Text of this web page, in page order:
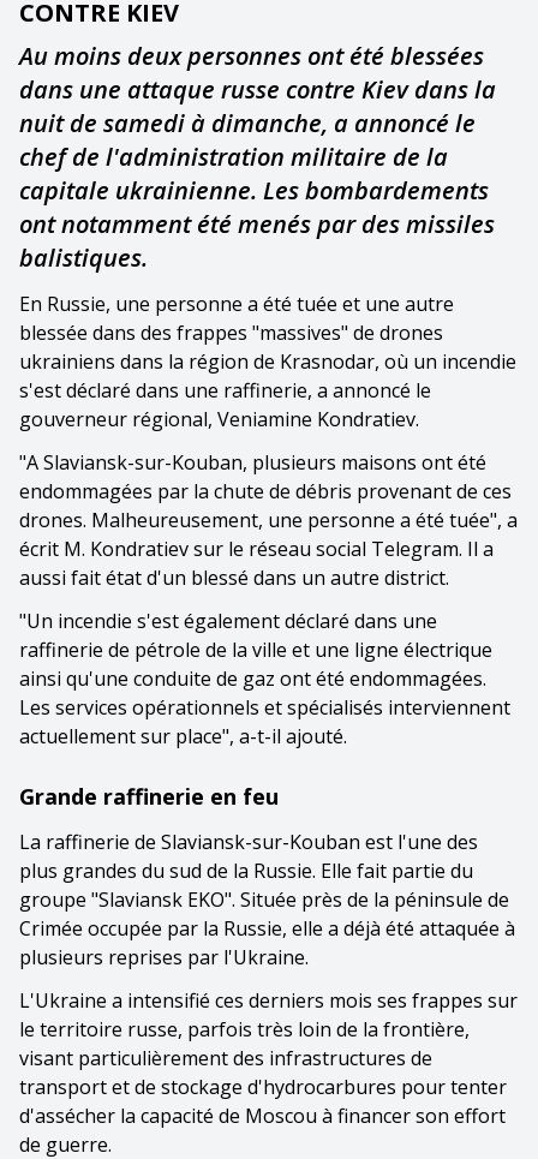
CONTRE KIEV
Au moins deux personnes ont été blessées
dans une attaque russe contre Kiev dans la
nuit de samedi à dimanche, a annoncé le
chef de l'administration militaire de la
capitale ukrainienne. Les bombardements
ont notamment été menés par des missiles
balistiques.
En Russie, une personne a été tuée et une autre
blessée dans des frappes "massives" de drones
ukrainiens dans la région de Krasnodar, où un incendie
s'est déclaré dans une raffinerie, a annoncé le
gouverneur régional, Veniamine Kondratiev.
"A Slaviansk-sur-Kouban, plusieurs maisons ont été
endommagées par la chute de débris provenant de ces
drones. Malheureusement, une personne a été tuée", a
écrit M. Kondratiev sur le réseau social Telegram. Il a
aussi fait état d'un blessé dans un autre district.
"Un incendie s'est également déclaré dans une
raffinerie de pétrole de la ville et une ligne électrique
ainsi qu'une conduite de gaz ont été endommagées.
Les services opérationnels et spécialisés interviennent
actuellement sur place", a-t-il ajouté.
Grande raffinerie en feu
La raffinerie de Slaviansk-sur-Kouban est l'une des
plus grandes du sud de la Russie. Elle fait partie du
groupe "Slaviansk EKO". Située près de la péninsule de
Crimée occupée par la Russie, elle a déjà été attaquée à
plusieurs reprises par l'Ukraine.
L'Ukraine a intensifié ces derniers mois ses frappes sur
le territoire russe, parfois très loin de la frontière,
visant particulièrement des infrastructures de
transport et de stockage d'hydrocarbures pour tenter
d'assécher la capacité de Moscou à financer son effort
de guerre.